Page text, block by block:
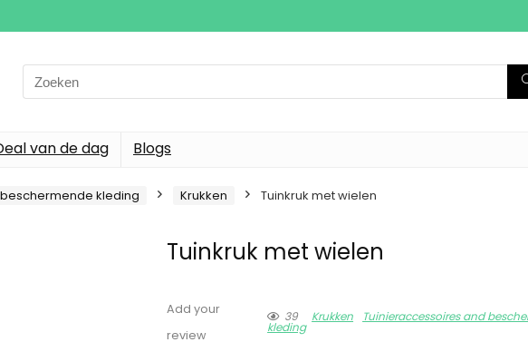
Search
for:
van de dag Blogs
kleding Krukken Tuinkruk met wielen
Tuinkruk met wielen
Add your
review
39 Krukken Tuinieraccessoires and
kleding